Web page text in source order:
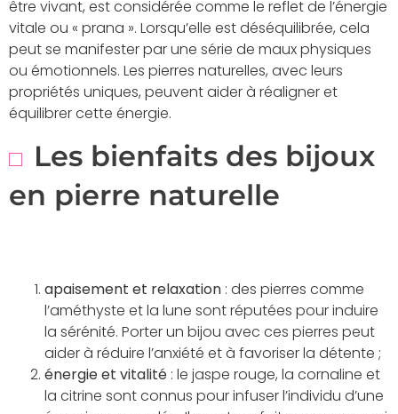
être vivant, est considérée comme le reflet de l’énergie
vitale ou « prana ». Lorsqu’elle est déséquilibrée, cela
peut se manifester par une série de maux physiques
ou émotionnels. Les pierres naturelles, avec leurs
propriétés uniques, peuvent aider à réaligner et
équilibrer cette énergie.
Les bienfaits des bijoux
en pierre naturelle
apaisement et relaxation : des pierres comme
l’améthyste et la lune sont réputées pour induire
la sérénité. Porter un bijou avec ces pierres peut
aider à réduire l’anxiété et à favoriser la détente ;
énergie et vitalité : le jaspe rouge, la cornaline et
la citrine sont connus pour infuser l’individu d’une